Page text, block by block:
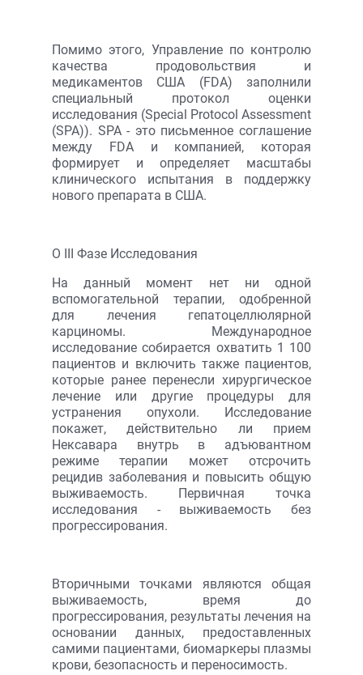
Помимо этого, Управление по контролю
качества продовольствия и
медикаментов США (FDA) заполнили
специальный протокол оценки
исследования (Special Protocol Assessment
(SPA)). SPA - это письменное соглашение
между FDA и компанией, которая
формирует и определяет масштабы
клинического испытания в поддержку
нового препарата в США.
О III Фазе Исследования
На данный момент нет ни одной
вспомогательной терапии, одобренной
для лечения гепатоцеллюлярной
карциномы. Международное
исследование собирается охватить 1 100
пациентов и включить также пациентов,
которые ранее перенесли хирургическое
лечение или другие процедуры для
устранения опухоли. Исследование
покажет, действительно ли прием
Нексавара внутрь в адъювантном
режиме терапии может отсрочить
рецидив заболевания и повысить общую
выживаемость. Первичная точка
исследования - выживаемость без
прогрессирования.
Вторичными точками являются общая
выживаемость, время до
прогрессирования, результаты лечения на
основании данных, предоставленных
самими пациентами, биомаркеры плазмы
крови, безопасность и переносимость.